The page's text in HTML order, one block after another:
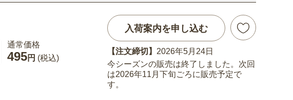
通常価格
495円 (税込)
入荷案内を申し込む
【注文締切】 2026年5月24日
今シーズンの販売は終了しました。次回
は2026年11月下旬ごろに販売予定で
す。